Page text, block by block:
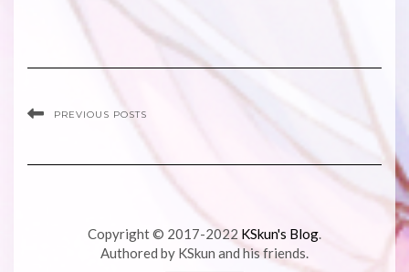
PREVIOUS POSTS
Copyright © 2017-2022 KSkun's Blog.
Authored by KSkun and his friends.